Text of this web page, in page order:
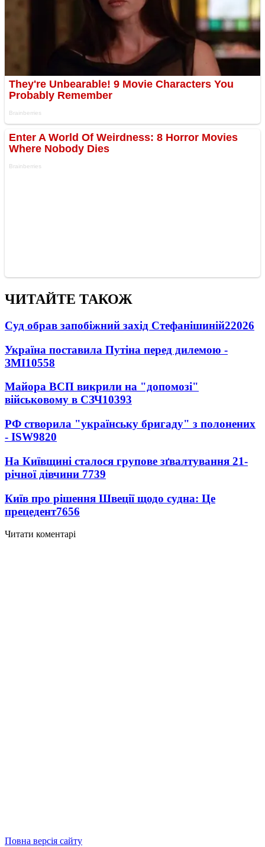
ЧИТАЙТЕ ТАКОЖ
Суд обрав запобіжний захід Стефанішиній22026
Україна поставила Путіна перед дилемою -
ЗМІ10558
Майора ВСП викрили на "допомозі"
військовому в СЗЧ10393
РФ створила "українську бригаду" з полонених
- ISW9820
На Київщині сталося групове зґвалтування 21-
річної дівчини 7739
Київ про рішення Швеції щодо судна: Це
прецедент7656
Читати коментарі
Повна версія сайту